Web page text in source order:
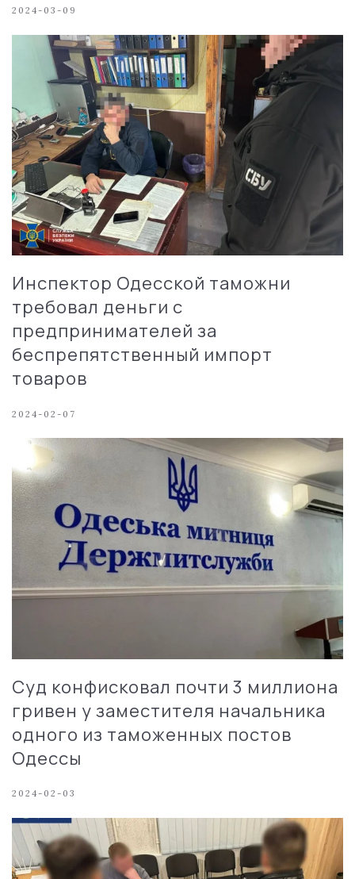
2024-03-09
Инспектор Одесской таможни
требовал деньги с
предпринимателей за
беспрепятственный импорт
товаров
2024-02-07
Суд конфисковал почти 3 миллиона
гривен у заместителя начальника
одного из таможенных постов
Одессы
2024-02-03